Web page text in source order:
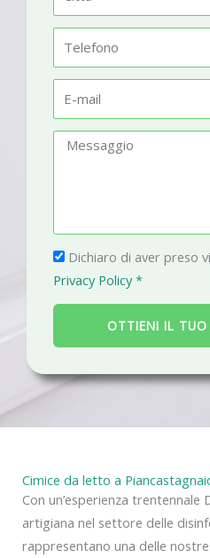
t
à
l
fm
a
g
g
i
P
r
i
a
c
Dichiaro di aver preso
Privacy Policy *
OTTIENI IL TUO
Cimice da letto a
Con un’esperienza trentennale
artigiana nel settore delle
rappresentano una delle